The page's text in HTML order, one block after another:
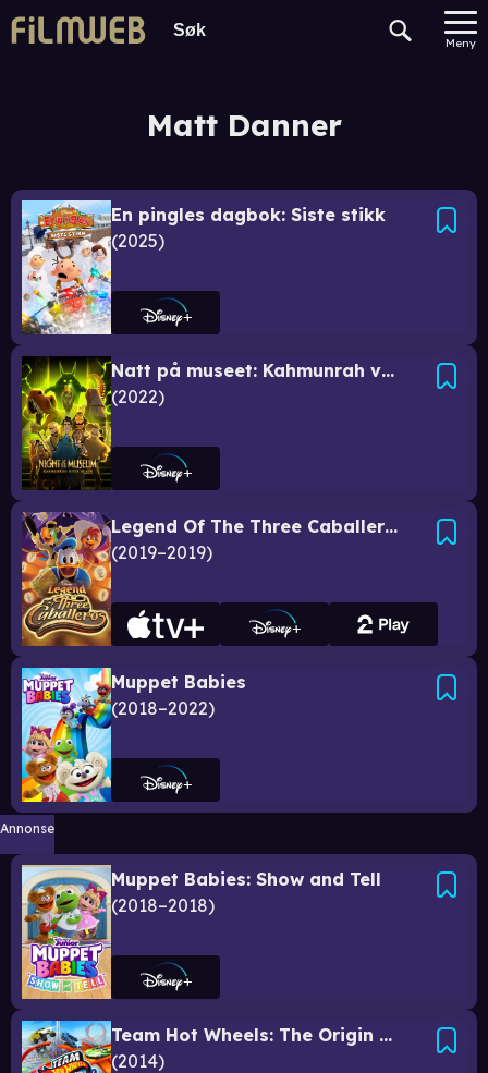
Meny
Matt Danner
En pingles dagbok: Siste stikk
2025
Natt på museet: Kahmunrah vender tilbake
2022
Legend Of The Three Caballeros
2019–2019
Muppet Babies
2018–2022
Annonse
Muppet Babies: Show and Tell
2018–2018
Team Hot Wheels: The Origin of Awesome!
2014